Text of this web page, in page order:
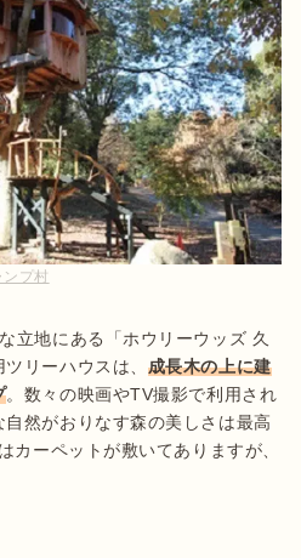
プ村
立地にある「ホウリーウッズ 久
リーハウスは、 成長木の上に建
。数々の映画やTV撮影で利用され
然がおりなす森の美しさは最高
カーペットが敷いてありますが、